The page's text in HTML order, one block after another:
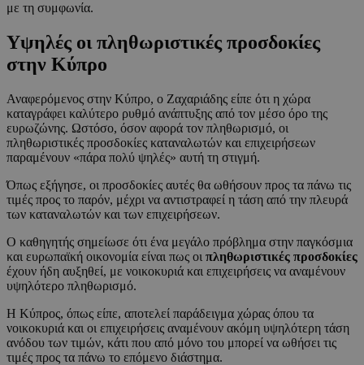
με τη συμφωνία.
Υψηλές οι πληθωριστικές προσδοκίες
στην Κύπρο
Αναφερόμενος στην Κύπρο, ο Ζαχαριάδης είπε ότι η χώρα
καταγράφει καλύτερο ρυθμό ανάπτυξης από τον μέσο όρο της
ευρωζώνης. Ωστόσο, όσον αφορά τον πληθωρισμό, οι
πληθωριστικές προσδοκίες καταναλωτών και επιχειρήσεων
παραμένουν «πάρα πολύ ψηλές» αυτή τη στιγμή.
Όπως εξήγησε, οι προσδοκίες αυτές θα ωθήσουν προς τα πάνω τις
τιμές προς το παρόν, μέχρι να αντιστραφεί η τάση από την πλευρά
των καταναλωτών και των επιχειρήσεων.
Ο καθηγητής σημείωσε ότι ένα μεγάλο πρόβλημα στην παγκόσμια
και ευρωπαϊκή οικονομία είναι πως οι πληθωριστικές προσδοκίες
έχουν ήδη αυξηθεί, με νοικοκυριά και επιχειρήσεις να αναμένουν
υψηλότερο πληθωρισμό.
Η Κύπρος, όπως είπε, αποτελεί παράδειγμα χώρας όπου τα
νοικοκυριά και οι επιχειρήσεις αναμένουν ακόμη υψηλότερη τάση
ανόδου των τιμών, κάτι που από μόνο του μπορεί να ωθήσει τις
τιμές προς τα πάνω το επόμενο διάστημα.